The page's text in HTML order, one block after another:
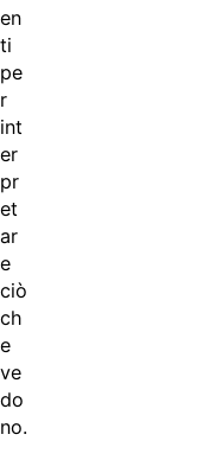
en
ti
pe
r
int
er
pr
et
ar
e
ciò
ch
e
ve
do
no.